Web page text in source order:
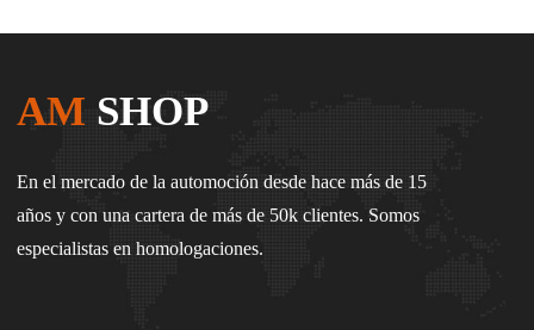
AM SHOP
En el mercado de la automoción desde hace más de 15
años y con una cartera de más de 50k clientes. Somos
especialistas en homologaciones.